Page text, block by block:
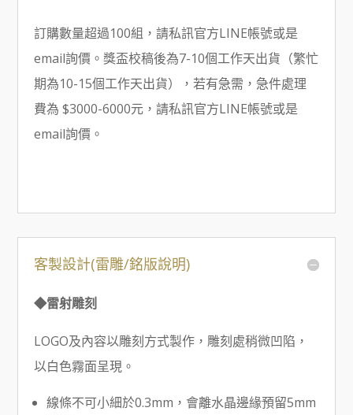
訂購數量超過100組，請私訊官方LINE帳號或是
email詢價。獎盃校稿後為7-10個工作天出貨（繁忙
期為10-15個工作天出貨），若有急需，急件處理
費為 $3000-6000元，請私訊官方LINE帳號或是
email詢價。
客製設計(雷雕/銘版說明)
◆雷射雕刻
LOGO及內容以雕刻方式製作，雕刻處稍微凹陷，
以白色霧面呈現。
線條不可小細於0.3mm，會離水晶邊緣預留5mm